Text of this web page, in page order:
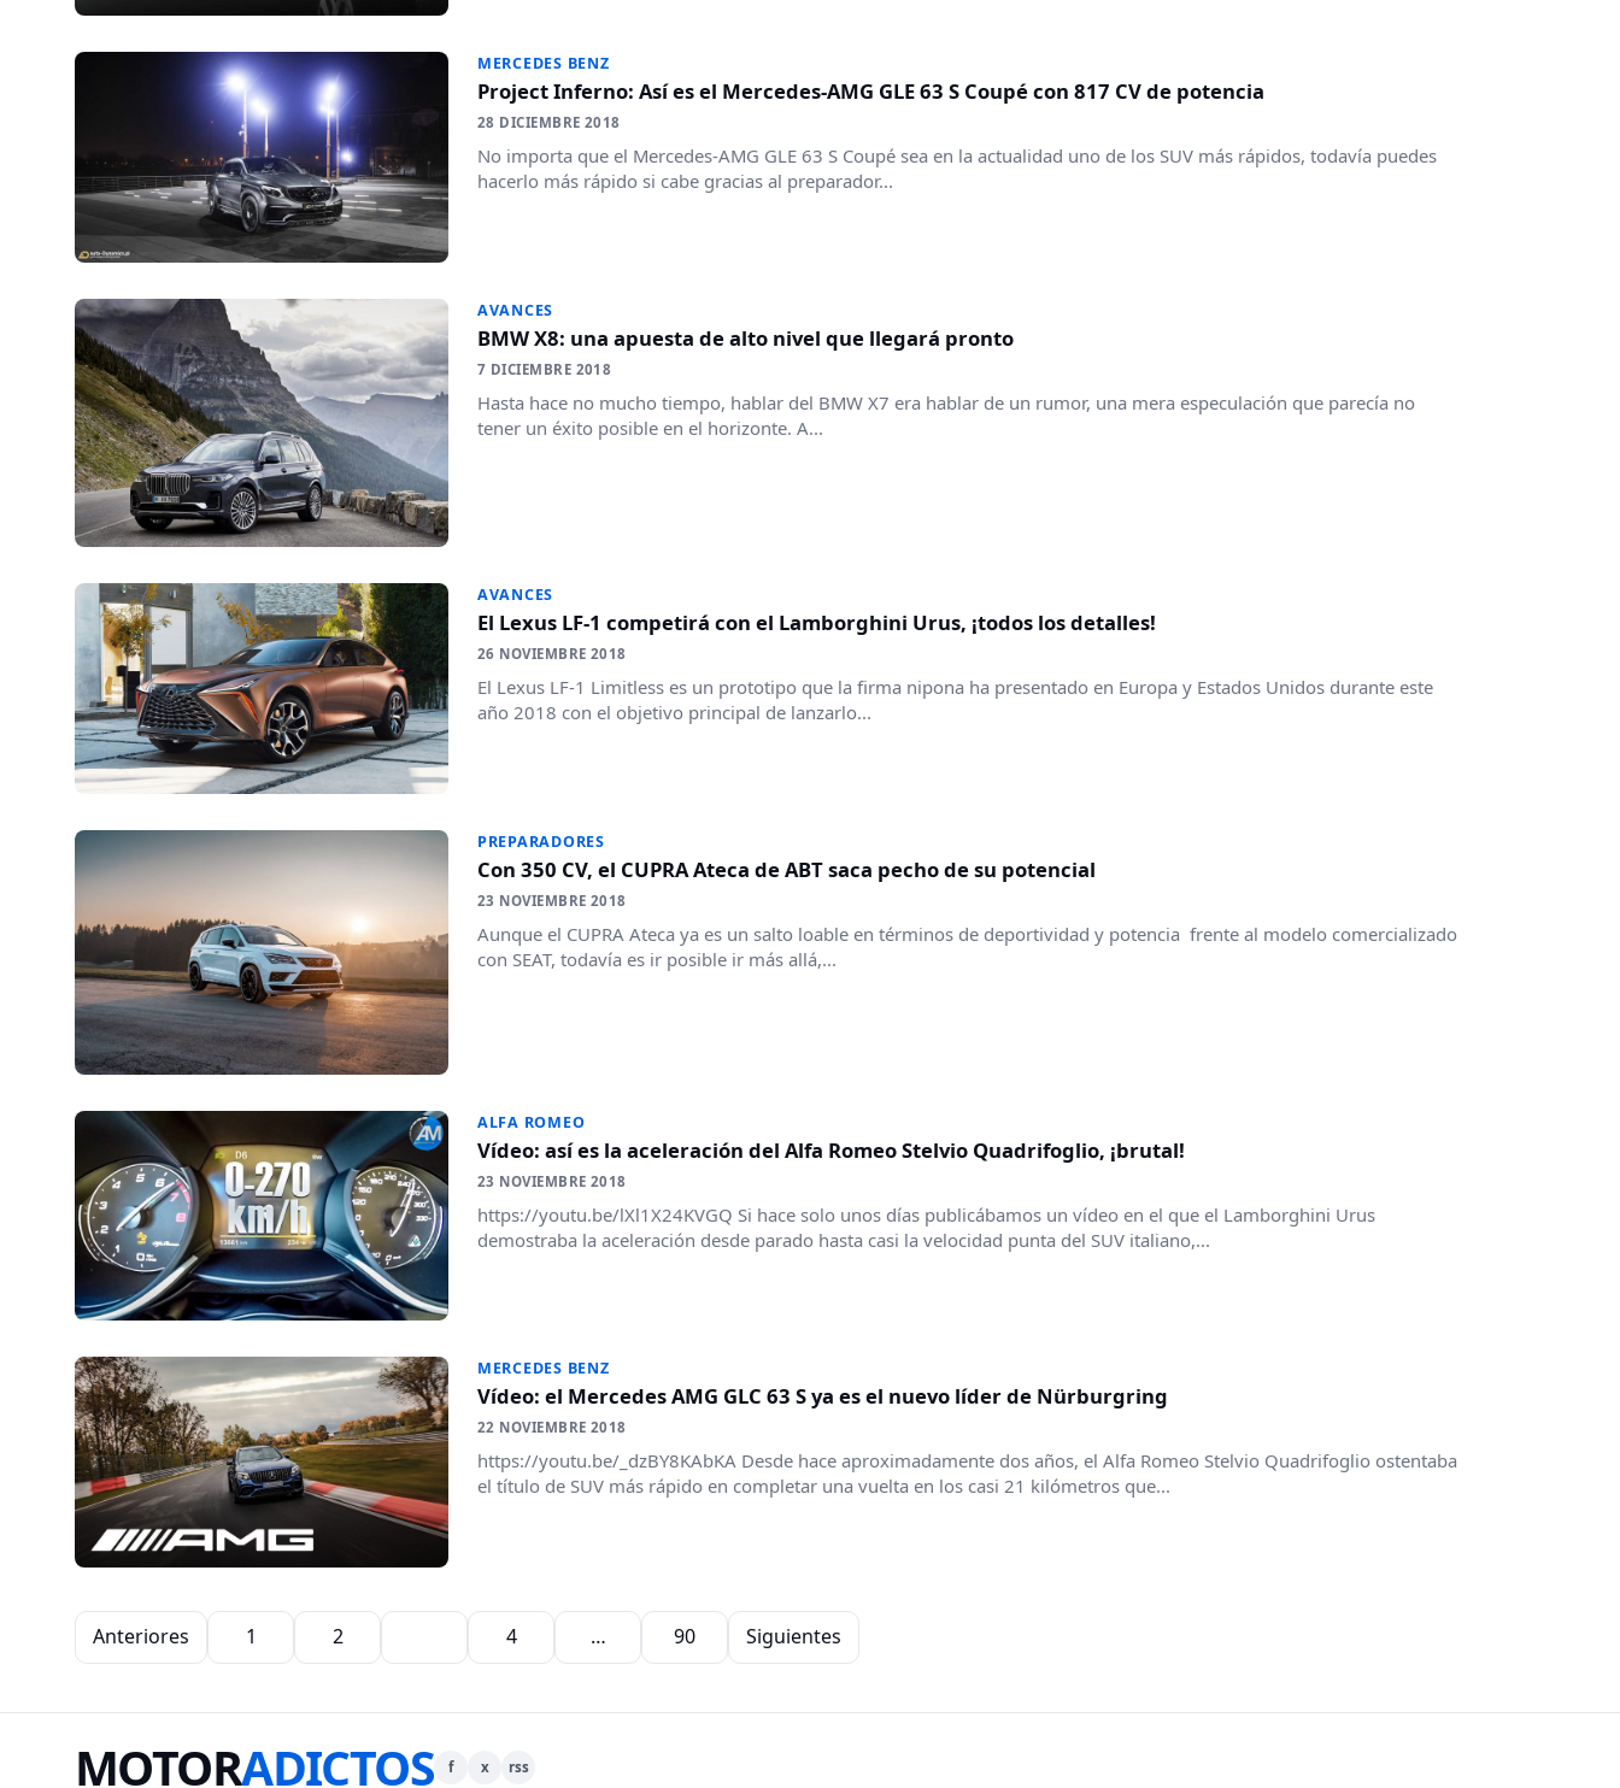
MERCEDES BENZ
Project Inferno: Así es el Mercedes-AMG GLE 63 S Coupé con 817 CV de potencia
28 DICIEMBRE 2018
No importa que el Mercedes-AMG GLE 63 S Coupé sea en la actualidad uno de los SUV más rápidos, todavía puedes
hacerlo más rápido si cabe gracias al preparador...
AVANCES
BMW X8: una apuesta de alto nivel que llegará pronto
7 DICIEMBRE 2018
Hasta hace no mucho tiempo, hablar del BMW X7 era hablar de un rumor, una mera especulación que parecía no
tener un éxito posible en el horizonte. A...
AVANCES
El Lexus LF-1 competirá con el Lamborghini Urus, ¡todos los detalles!
26 NOVIEMBRE 2018
El Lexus LF-1 Limitless es un prototipo que la firma nipona ha presentado en Europa y Estados Unidos durante este
año 2018 con el objetivo principal de lanzarlo...
PREPARADORES
Con 350 CV, el CUPRA Ateca de ABT saca pecho de su potencial
23 NOVIEMBRE 2018
Aunque el CUPRA Ateca ya es un salto loable en términos de deportividad y potencia frente al modelo comercializado
con SEAT, todavía es ir posible ir más allá,...
ALFA ROMEO
Vídeo: así es la aceleración del Alfa Romeo Stelvio Quadrifoglio, ¡brutal!
23 NOVIEMBRE 2018
https://youtu.be/lXl1X24KVGQ Si hace solo unos días publicábamos un vídeo en el que el Lamborghini Urus
demostraba la aceleración desde parado hasta casi la velocidad punta del SUV italiano,...
MERCEDES BENZ
Vídeo: el Mercedes AMG GLC 63 S ya es el nuevo líder de Nürburgring
22 NOVIEMBRE 2018
https://youtu.be/_dzBY8KAbKA Desde hace aproximadamente dos años, el Alfa Romeo Stelvio Quadrifoglio ostentaba
el título de SUV más rápido en completar una vuelta en los casi 21 kilómetros que...
Paginación de entradas
Anteriores 1 2 4 … 90 Siguientes
MOTORADICTOS f x rss